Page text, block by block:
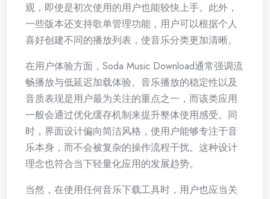
观，即使是初次使用的用户也能较快上手。此外，
一些版本还支持歌单管理功能，用户可以根据个人
喜好创建不同的播放列表，使音乐分类更加清晰。
在用户体验方面，Soda Music Download通常强调流
畅播放与低延迟加载体验。音乐播放的稳定性以及
音质表现是用户最为关注的重点之一，而该类应用
一般会通过优化缓存机制来提升整体使用感受。同
时，界面设计偏向简洁风格，使用户能够专注于音
乐本身，而不会被复杂的操作流程干扰。这种设计
理念也符合当下轻量化应用的发展趋势。
当然，在使用任何音乐下载工具时，用户也应当关